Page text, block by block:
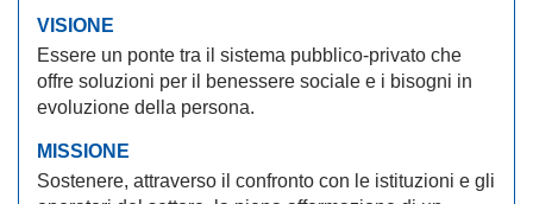
VISIONE
Essere un ponte tra il sistema pubblico-privato che
offre soluzioni per il benessere sociale e i bisogni in
evoluzione della persona.
MISSIONE
Sostenere, attraverso il confronto con le istituzioni e gli